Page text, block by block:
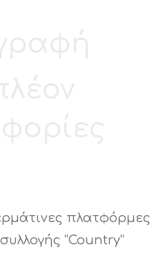
πλατφόρμες
“Country”